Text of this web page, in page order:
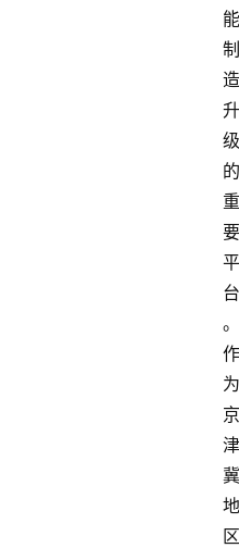
能
制
造
升
级
的
重
要
平
台
。
作
为
京
津
冀
地
区